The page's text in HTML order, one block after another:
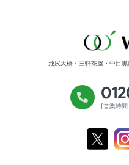
池尻大橋・三軒茶屋・中目
[営業時